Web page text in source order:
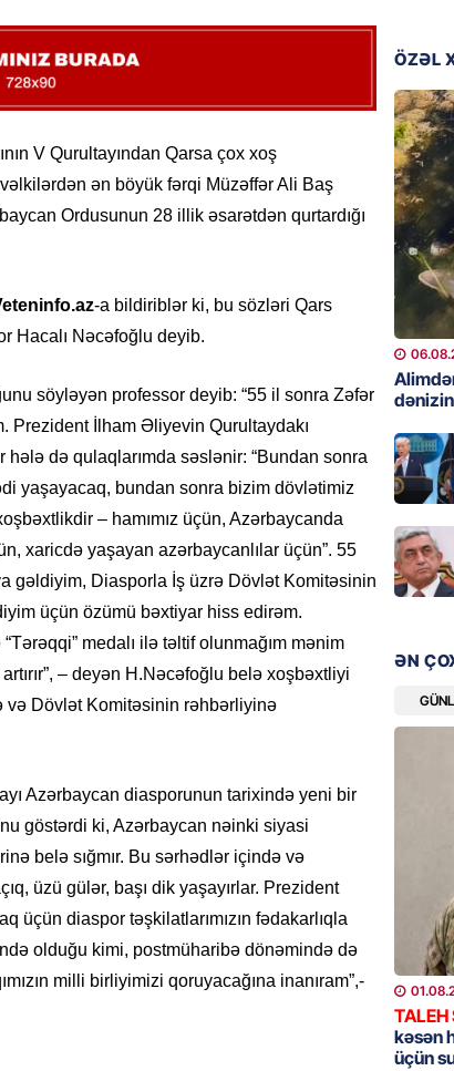
V Qurultayından Qarsa çox xoş
ən böyük fərqi Müzəffər Ali Baş
Ordusunun 28 illik əsarətdən qurtardığı
-a bildiriblər ki, bu sözləri Qars
Hacalı Nəcəfoğlu deyib.
söyləyən professor deyib: “55 il sonra Zəfər
Prezident İlham Əliyevin Qurultaydakı
hələ də qulaqlarımda səslənir: “Bundan sonra
yaşayacaq, bundan sonra bizim dövlətimiz
– hamımız üçün, Azərbaycanda
xaricdə yaşayan azərbaycanlılar üçün”. 55
gəldiyim, Diasporla İş üzrə Dövlət Komitəsinin
üçün özümü bəxtiyar hiss edirəm.
medalı ilə təltif olunmağım mənim
– deyən H.Nəcəfoğlu belə xoşbəxtliyi
və Dövlət Komitəsinin rəhbərliyinə
Azərbaycan diasporunun tarixində yeni bir
göstərdi ki, Azərbaycan nəinki siyasi
belə sığmır. Bu sərhədlər içində və
üzü gülər, başı dik yaşayırlar. Prezident
üçün diaspor təşkilatlarımızın fədakarlıqla
olduğu kimi, postmüharibə dönəmində də
milli birliyimizi qoruyacağına inanıram”,-
GÜNDƏM
etdiyi
DOSYE
GÜNDƏM
David
bağlı
DÜNYA
əl-
YAP
GÜNDƏM
Tramp
ÖZƏL
ƏN
TALEH
kəsən
üçün